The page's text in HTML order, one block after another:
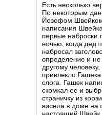
Есть несколько
По некоторым
Йозефом
написания
первые наброски
ночью, когда дед
набросал
определение и не
другому
привлекло
слога. Гашек
скомкал ее и
страничку из
висела в доме на
настоящий Швейк,